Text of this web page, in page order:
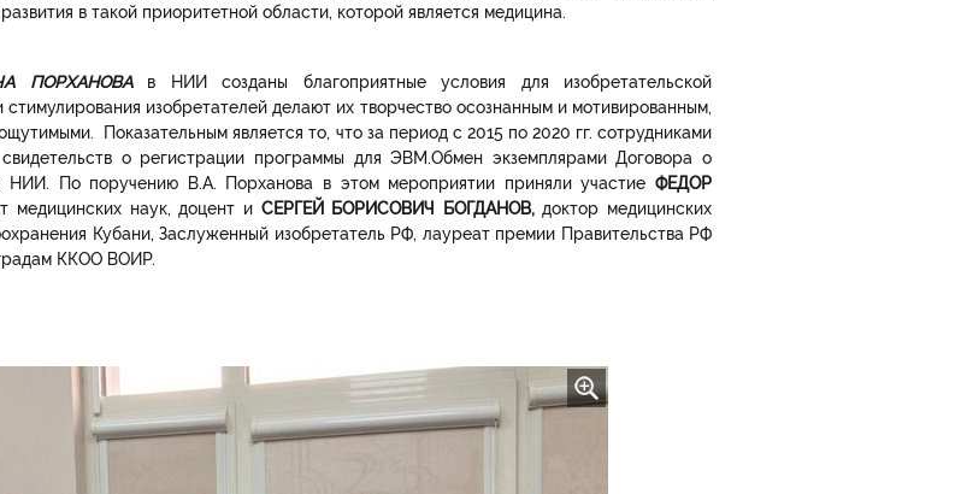
в такой приоритетной области, которой является медицина.
ПОРХАНОВАв НИИ созданы благоприятные условия для изобретательской
изобретателей делают их творчество осознанным и мотивированным,
Показательным является то, что за период с 2015 по 2020 гг. сотрудниками
о регистрации программы для ЭВМ.Обмен экземплярами Договора о
НИИ. По поручению В.А. Порханова в этом мероприятии приняли участие ФЕДОР
медицинских наук, доцент и СЕРГЕЙ БОРИСОВИЧ БОГДАНОВ,доктор медицинских
Кубани, Заслуженный изобретатель РФ, лауреат премии Правительства РФ
ККОО ВОИР.